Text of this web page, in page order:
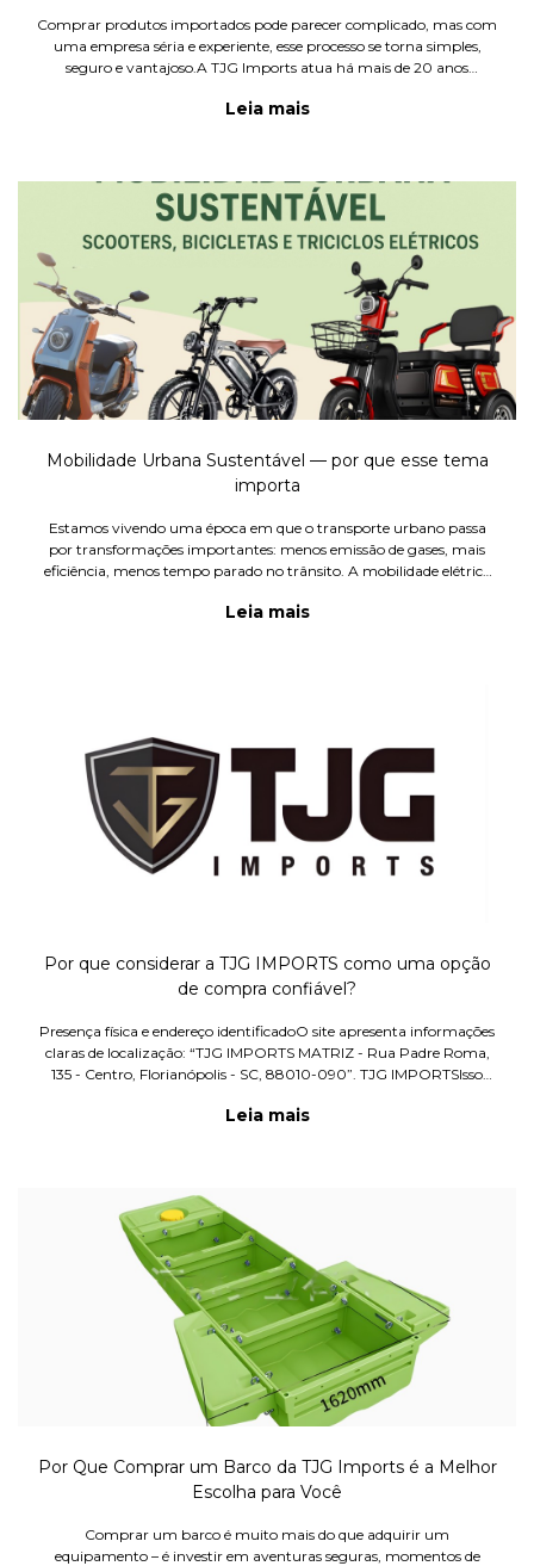
Comprar produtos importados pode parecer complicado, mas com
uma empresa séria e experiente, esse processo se torna simples,
seguro e vantajoso.A TJG Imports atua há mais de 20 anos
automo
Leia mais
Mobilidade Urbana Sustentável — por que esse tema
importa
Estamos vivendo uma época em que o transporte urbano passa
por transformações importantes: menos emissão de gases, mais
eficiência, menos tempo parado no trânsito. A mobilidade elétrica
Leia mais
Por que considerar a TJG IMPORTS como uma opção
de compra confiável?
Presença física e endereço identificadoO site apresenta informações
claras de localização: “TJG IMPORTS MATRIZ - Rua Padre Roma,
135 - Centro, Florianópolis - SC, 88010-090”. TJG IMPORTSIsso
Leia mais
Por Que Comprar um Barco da TJG Imports é a Melhor
Escolha para Você
Comprar um barco é muito mais do que adquirir um
equipamento – é investir em aventuras seguras, momentos de